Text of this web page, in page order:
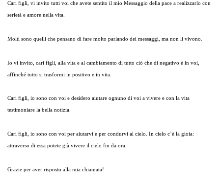
Cari figli, vi invito tutti voi che avete sentito il mio Messaggio della pace a realizzarlo con
serietà e amore nella vita.
Molti sono quelli che pensano di fare molto parlando dei messaggi, ma non li vivono.
Io vi invito, cari figli, alla vita e al cambiamento di tutto ciò che di negativo è in voi,
affinché tutto si trasformi in positivo e in vita.
Cari figli, io sono con voi e desidero aiutare ognuno di voi a vivere e con la vita
testimoniare la bella notizia.
Cari figli, io sono con voi per aiutarvi e per condurvi al cielo. In cielo c’è la gioia:
attraverso di essa potete già vivere il cielo fin da ora.
Grazie per aver risposto alla mia chiamata!